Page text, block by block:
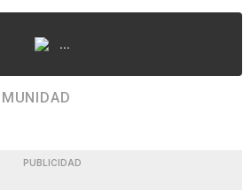
...
PUBLICIDAD